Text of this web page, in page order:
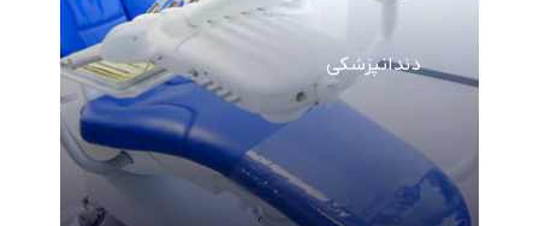
دندانپزشکی